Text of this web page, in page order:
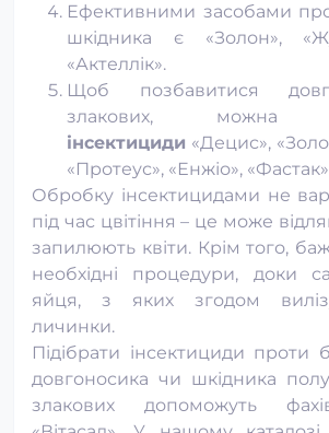
Ефективними засобами
шкідника є «Золон»,
«Актеллік».
Щоб позбавитися
злакових, можна
інсектициди «Децис»,
«Протеус», «Енжіо»,
Обробку інсектицидами не
під час цвітіння – це може
запилюють квіти. Крім того,
необхідні процедури, доки
яйця, з яких згодом
личинки.
Підібрати інсектициди проти
довгоносика чи шкідника
злакових допоможуть